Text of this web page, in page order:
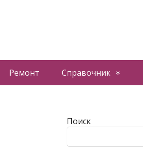
Ремонт Справочник
Поиск